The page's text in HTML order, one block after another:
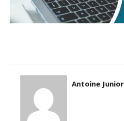
Antoine Junior